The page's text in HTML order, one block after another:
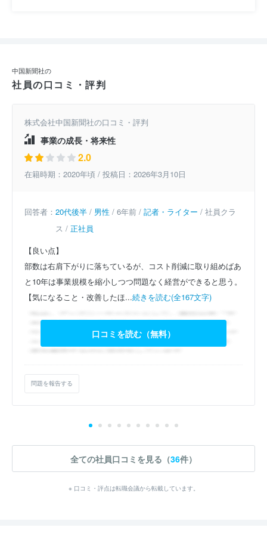
中国新聞社の
社員の口コミ・評判
株式会社中国新聞社の口コミ・評判
事業の成長・将来性
2.0
在籍時期：2020年頃 / 投稿日：2026年3月10日
回答者： 20代後半 / 男性 / 6年前 / 記者・ライター / 社員クラ
ス / 正社員
【良い点】
部数は右肩下がりに落ちているが、コスト削減に取り組めばあ
と10年は事業規模を縮小しつつ問題なく経営ができると思う。
【気になること・改善したほ...続きを読む(全167文字)
口コミを読む（無料）
問題を報告する
全ての社員口コミを見る（36件）
※ 口コミ・評点は転職会議から転載しています。